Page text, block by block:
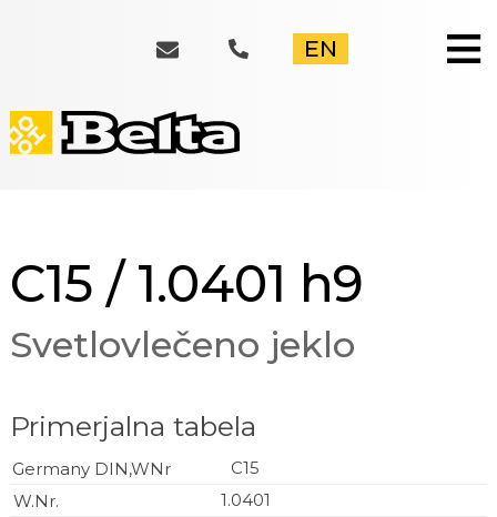
≡
EN
C15 / 1.0401 h9
Svetlovlečeno jeklo
Primerjalna tabela
C15
1.0401